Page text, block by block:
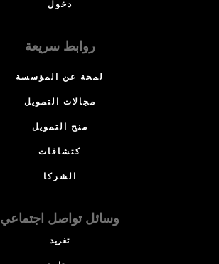
دخول
روابط سريعة
لمحة عن المؤسسة
مجالات التمويل
منح التمويل
كتشافات
الشركا
وسائل تواصل اجتماعي
تغريد